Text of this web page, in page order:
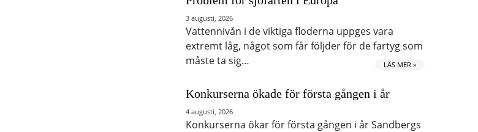
3 augusti, 2026
Vattennivån i de viktiga floderna uppges vara
extremt låg, något som får följder för de fartyg som
måste ta sig…
LÄS MER »
Konkurserna ökade för första gången i år
4 augusti, 2026
Konkurserna ökar för första gången i år Sandbergs